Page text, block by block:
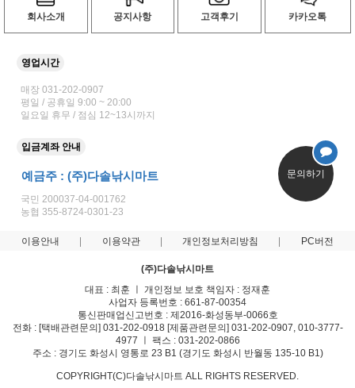
회사소개 공지사항 고객후기 카카오톡
영업시간
매장 031-202-0907
평일 / 공휴일 9:00 ~ 20:00
일요일 휴무 / 점심 12~13시까지
입금계좌 안내
예금주 : (주)다솔낚시마트
국민 200037-04-001762
농협 355-8724-0301-23
문의하기
이용안내 이용약관 개인정보처리방침 PC버전
(주)다솔낚시마트
대표 : 최훈 ㅣ 개인정보 보호 책임자 : 정재훈
사업자 등록번호 : 661-87-00354
통신판매업신고번호 : 제2016-화성동부-0066호
전화 : [택배관련문의] 031-202-0918 [제품관련문의] 031-202-0907, 010-3777-
4977 ㅣ 팩스 : 031-202-0866
주소 : 경기도 화성시 영통로 23 B1 (경기도 화성시 반월동 135-10 B1)
COPYRIGHT(C)다솔낚시마트 ALL RIGHTS RESERVED.